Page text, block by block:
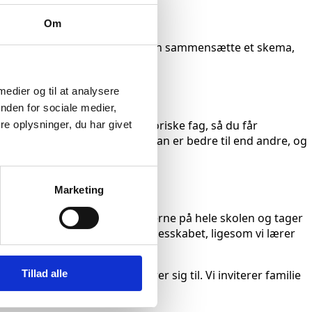
Om
og til at analysere
for sociale medier,
oplysninger, du har givet
Marketing
Tillad alle
udvalg af valgfag, så du kan sammensætte et skema,
niveaudeling i de obligatoriske fag, så du får
naturligt, at der er ting, man er bedre til end andre, og
om året pakker vi kufferterne på hele skolen og tager
være med til at styrke fællesskabet, ligesom vi lærer
lyd og alt det andet, der hører sig til. Vi inviterer familie